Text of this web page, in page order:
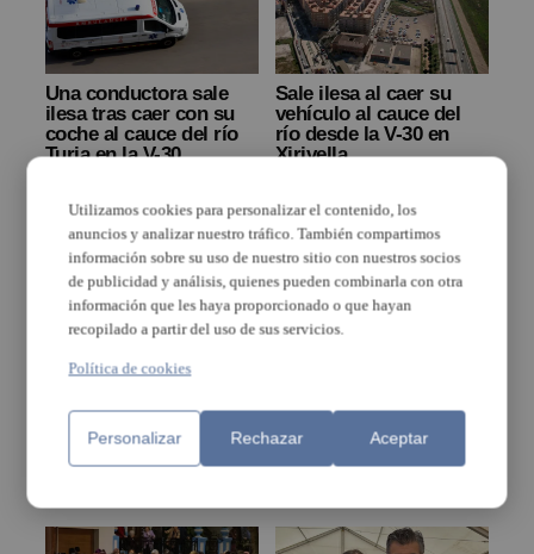
Una conductora sale
ilesa tras caer con su
coche al cauce del río
Turia en la V-30
Sale ilesa al caer su
vehículo al cauce del
río desde la V-30 en
Xirivella
Xirivella impulsa la
centros educativos con
la firma de un convenio
con la Fundación
Xirivella
Utilizamos cookies para personalizar el contenido, los
anuncios y analizar nuestro tráfico. También compartimos
información sobre su uso de nuestro sitio con nuestros socios
de publicidad y análisis, quienes pueden combinarla con otra
información que les haya proporcionado o que hayan
recopilado a partir del uso de sus servicios.
Política de cookies
Personalizar Rechazar Aceptar